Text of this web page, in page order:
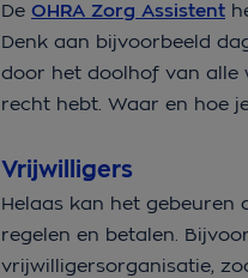
De OHRA Zorg Assistent
Denk aan bijvoorbeeld
door het doolhof van alle
recht hebt. Waar en hoe
Vrijwilligers
Helaas kan het
regelen en betalen.
vrijwilligersorganisatie,